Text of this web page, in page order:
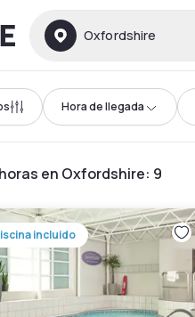
Oxfordshire
Hora de llegada
en Oxfordshire: 9
incluido